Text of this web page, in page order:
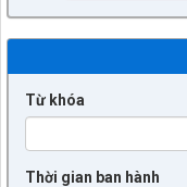
Từ khóa
Thời gian ban hành